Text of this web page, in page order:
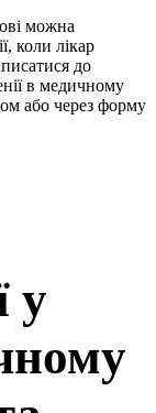
можна
коли лікар
до
в медичному
або через форму
у